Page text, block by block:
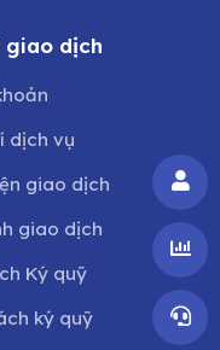
giao dịch
dịch vụ
giao dịch
giao dịch
Ký quỹ
ký quỹ